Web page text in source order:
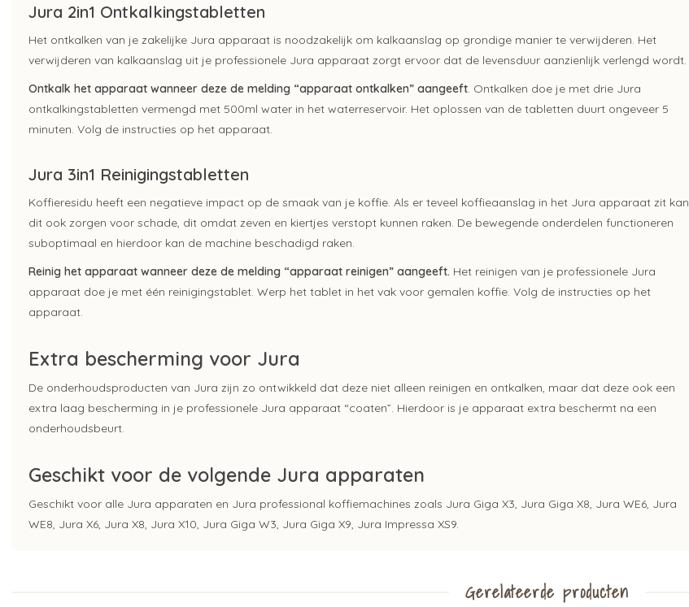
Jura 2in1 Ontkalkingstabletten
Het ontkalken van je zakelijke Jura apparaat is noodzakelijk om kalkaanslag op grondige manier te verwijderen. Het
verwijderen van kalkaanslag uit je professionele Jura apparaat zorgt ervoor dat de levensduur aanzienlijk verlengd wordt.
Ontkalk het apparaat wanneer deze de melding “apparaat ontkalken” aangeeft . Ontkalken doe je met drie Jura
ontkalkingstabletten vermengd met 500ml water in het waterreservoir. Het oplossen van de tabletten duurt ongeveer 5
minuten. Volg de instructies op het apparaat.
Jura 3in1 Reinigingstabletten
Koffieresidu heeft een negatieve impact op de smaak van je koffie. Als er teveel koffieaanslag in het Jura apparaat zit kan
dit ook zorgen voor schade, dit omdat zeven en kiertjes verstopt kunnen raken. De bewegende onderdelen functioneren
suboptimaal en hierdoor kan de machine beschadigd raken.
Reinig het apparaat wanneer deze de melding “apparaat reinigen” aangeeft. Het reinigen van je professionele Jura
apparaat doe je met één reinigingstablet. Werp het tablet in het vak voor gemalen koffie. Volg de instructies op het
apparaat.
Extra bescherming voor Jura
De onderhoudsproducten van Jura zijn zo ontwikkeld dat deze niet alleen reinigen en ontkalken, maar dat deze ook een
extra laag bescherming in je professionele Jura apparaat “coaten”. Hierdoor is je apparaat extra beschermt na een
onderhoudsbeurt.
Geschikt voor de volgende Jura apparaten
Geschikt voor alle Jura apparaten en Jura professional koffiemachines zoals Jura Giga X3, Jura Giga X8, Jura WE6, Jura
WE8, Jura X6, Jura X8, Jura X10, Jura Giga W3, Jura Giga X9, Jura Impressa XS9.
Gerelateerde producten